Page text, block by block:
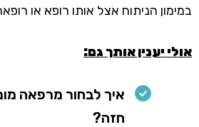
במימון הניתוח אצל אותו רופא או
אולי יענין אותך גם:
איך לבחור מרפאה
חזה?